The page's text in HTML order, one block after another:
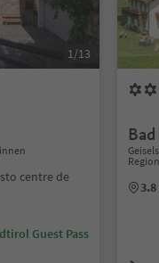
1/13
centre de
Guest Pass